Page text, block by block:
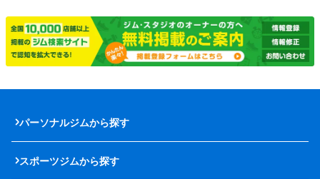
パーソナルジムから探す
スポーツジムから探す